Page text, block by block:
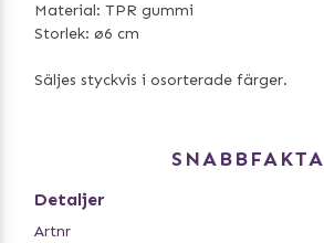
Material: TPR gummi
Storlek: ø6 cm
Säljes styckvis i osorterade färger.
SNABBFAKTA
Detaljer
Artnr